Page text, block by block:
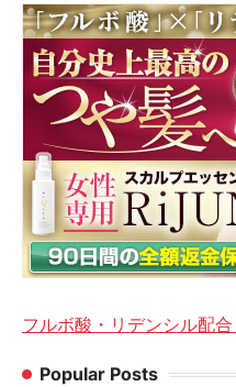
フルボ酸・リデンシル配合
Popular Posts